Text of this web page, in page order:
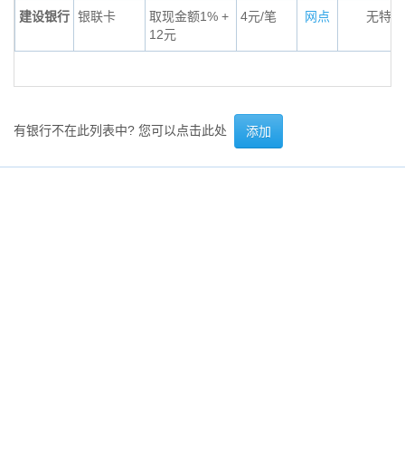
建设银行 银联卡
取现金额1% +
12元
4元/笔 网点 无特
有银行不在此列表中? 您可以点击此处 添加